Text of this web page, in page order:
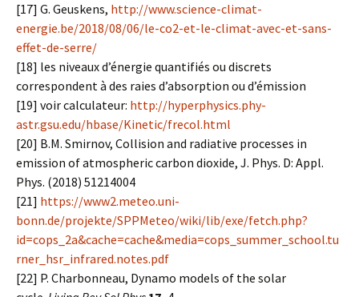
[17] G. Geuskens, http://www.science-climat-
energie.be/2018/08/06/le-co2-et-le-climat-avec-et-sans-
effet-de-serre/
[18] les niveaux d’énergie quantifiés ou discrets
correspondent à des raies d’absorption ou d’émission
[19] voir calculateur: http://hyperphysics.phy-
astr.gsu.edu/hbase/Kinetic/frecol.html
[20] B.M. Smirnov, Collision and radiative processes in
emission of atmospheric carbon dioxide, J. Phys. D: Appl.
Phys. (2018) 51214004
[21] https://www2.meteo.uni-
bonn.de/projekte/SPPMeteo/wiki/lib/exe/fetch.php?
id=cops_2a&cache=cache&media=cops_summer_school.tu
rner_hsr_infrared.notes.pdf
[22] P. Charbonneau, Dynamo models of the solar